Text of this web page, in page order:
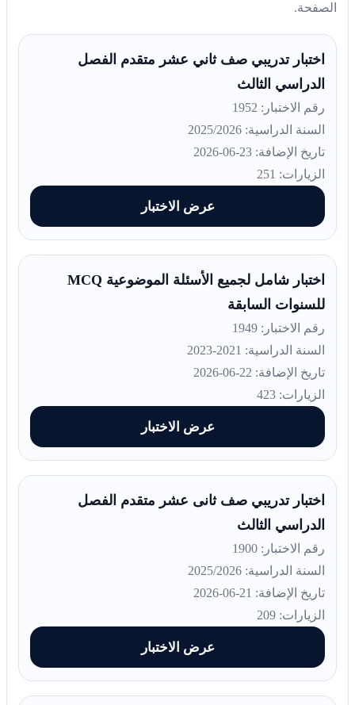
الصفحة.
اختبار تدريبي صف ثاني عشر متقدم الفصل
الدراسي الثالث
رقم الاختبار: 1952
السنة الدراسية: 2025/2026
تاريخ الإضافة: 23-06-2026
الزيارات: 251
عرض الاختبار
اختبار شامل لجميع الأسئلة الموضوعية MCQ
للسنوات السابقة
رقم الاختبار: 1949
السنة الدراسية: 2021-2023
تاريخ الإضافة: 22-06-2026
الزيارات: 423
عرض الاختبار
اختبار تدريبي صف ثانى عشر متقدم الفصل
الدراسي الثالث
رقم الاختبار: 1900
السنة الدراسية: 2025/2026
تاريخ الإضافة: 21-06-2026
الزيارات: 209
عرض الاختبار